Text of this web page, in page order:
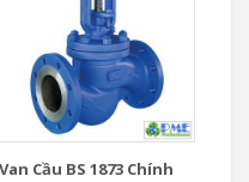
Van Cầu BS 1873 Chính